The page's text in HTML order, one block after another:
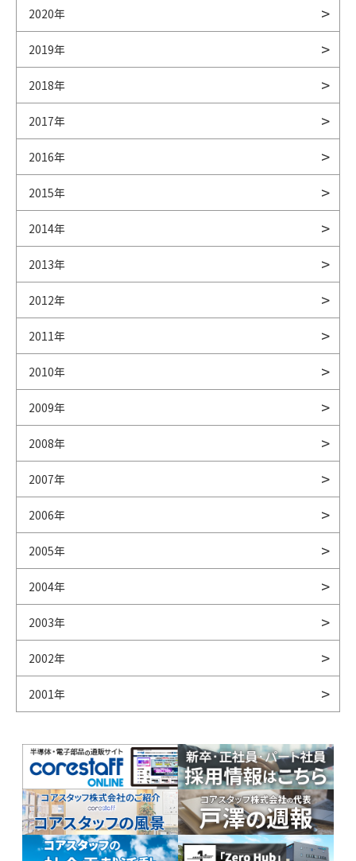
2020年
2019年
2018年
2017年
2016年
2015年
2014年
2013年
2012年
2011年
2010年
2009年
2008年
2007年
2006年
2005年
2004年
2003年
2002年
2001年